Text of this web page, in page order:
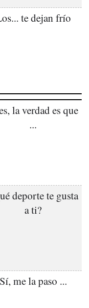
te dejan frío
la verdad es que
...
deporte te gusta
a ti?
Sí, me la paso ...